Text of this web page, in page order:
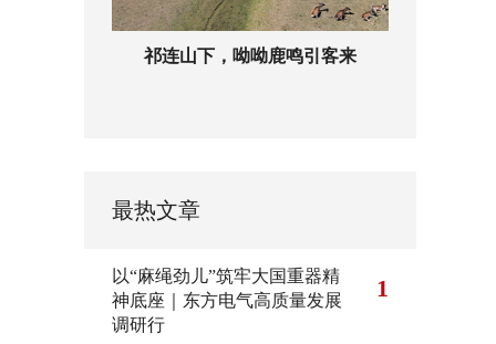
祁连山下，呦呦鹿鸣引客来
最热文章
以“麻绳劲儿”筑牢大国重器精
神底座｜东方电气高质量发展
调研行
1